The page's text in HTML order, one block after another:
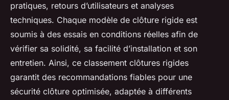
pratiques, retours d’utilisateurs et analyses
techniques. Chaque modèle de clôture rigide est
soumis à des essais en conditions réelles afin de
vérifier sa solidité, sa facilité d’installation et son
entretien. Ainsi, ce classement clôtures rigides
garantit des recommandations fiables pour une
sécurité clôture optimisée, adaptée à différents